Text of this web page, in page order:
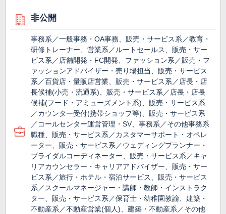
非公開
事務系／一般事務・OA事務、販売・サービス系／教育・
研修トレーナー、営業系／ルートセールス、販売・サー
ビス系／店舗開発・FC開発、ファッション系／販売・フ
ァッションアドバイザー・売り場担当、販売・サービス
系／百貨店・量販店営業、販売・サービス系／店長・店
長候補(小売・流通系)、販売・サービス系／店長・店長
候補(フード・アミューズメント系)、販売・サービス系
／カウンター受付(携帯ショップ等)、販売・サービス系
／コールセンター運営管理・SV、事務系／その他事務系
職種、販売・サービス系／カスタマーサポート・オペレ
ーター、販売・サービス系／ウェディングプランナー・
ブライダルコーディネーター、販売・サービス系／キャ
リアカウンセラー・キャリアアドバイザー、販売・サー
ビス系／旅行・ホテル・宿泊サービス、販売・サービス
系／スクールマネージャー・講師・教師・インストラク
ター、販売・サービス系／保育士・幼稚園教諭、建築・
不動産系／不動産営業(個人)、建築・不動産系／その他